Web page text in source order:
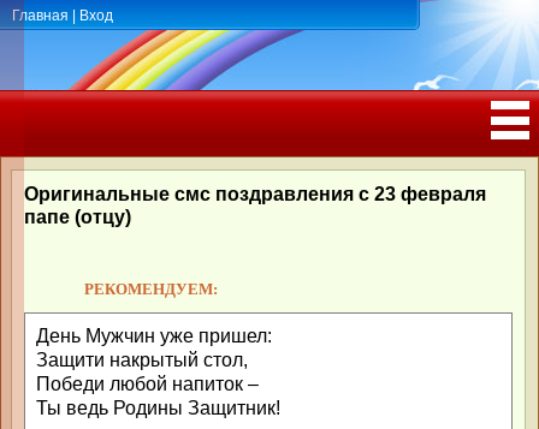
Главная Вход
РОЖДЕНИЯ, ЮБИЛЕЕМ
Оригинальные смс поздравления с 23 февраля
папе (отцу)
РЕКОМЕНДУЕМ:
День Мужчин уже пришел:
Защити накрытый стол,
Победи любой напиток –
Ты ведь Родины Защитник!